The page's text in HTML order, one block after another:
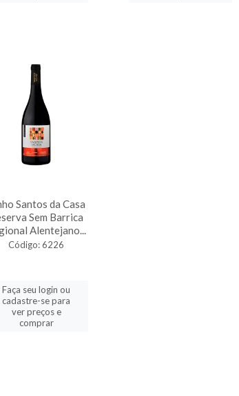
Santos da Casa
Sem Barrica
Alentejano...
Código: 6226
Faça seu login ou
cadastre-se para
ver preços e
comprar